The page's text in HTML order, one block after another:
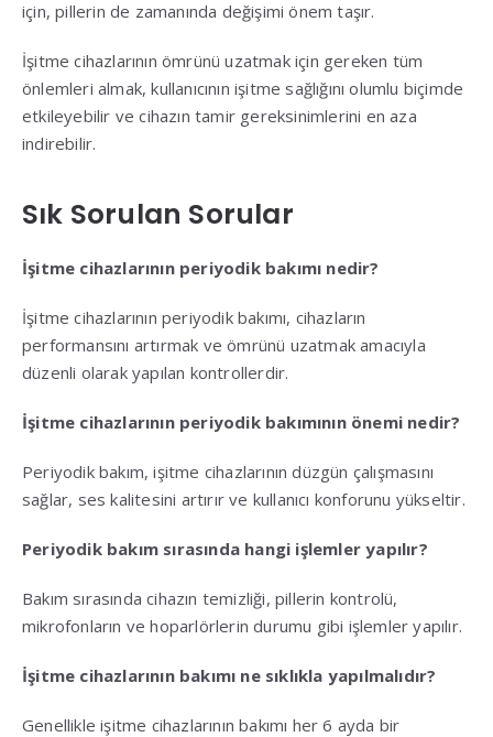
için, pillerin de zamanında değişimi önem taşır.
İşitme cihazlarının ömrünü uzatmak için gereken tüm
önlemleri almak, kullanıcının işitme sağlığını olumlu biçimde
etkileyebilir ve cihazın tamir gereksinimlerini en aza
indirebilir.
Sık Sorulan Sorular
İşitme cihazlarının periyodik bakımı nedir?
İşitme cihazlarının periyodik bakımı, cihazların
performansını artırmak ve ömrünü uzatmak amacıyla
düzenli olarak yapılan kontrollerdir.
İşitme cihazlarının periyodik bakımının önemi nedir?
Periyodik bakım, işitme cihazlarının düzgün çalışmasını
sağlar, ses kalitesini artırır ve kullanıcı konforunu yükseltir.
Periyodik bakım sırasında hangi işlemler yapılır?
Bakım sırasında cihazın temizliği, pillerin kontrolü,
mikrofonların ve hoparlörlerin durumu gibi işlemler yapılır.
İşitme cihazlarının bakımı ne sıklıkla yapılmalıdır?
Genellikle işitme cihazlarının bakımı her 6 ayda bir